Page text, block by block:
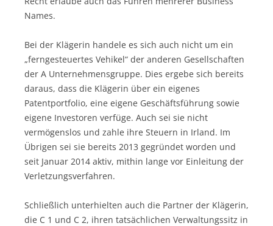
Names.
Bei der Klägerin handele es sich auch nicht um ein
„ferngesteuertes Vehikel“ der anderen Gesellschaften
der A Unternehmensgruppe. Dies ergebe sich bereits
daraus, dass die Klägerin über ein eigenes
Patentportfolio, eine eigene Geschäftsführung sowie
eigene Investoren verfüge. Auch sei sie nicht
vermögenslos und zahle ihre Steuern in Irland. Im
Übrigen sei sie bereits 2013 gegründet worden und
seit Januar 2014 aktiv, mithin lange vor Einleitung der
Verletzungsverfahren.
Schließlich unterhielten auch die Partner der Klägerin,
die C 1 und C 2, ihren tatsächlichen Verwaltungssitz in